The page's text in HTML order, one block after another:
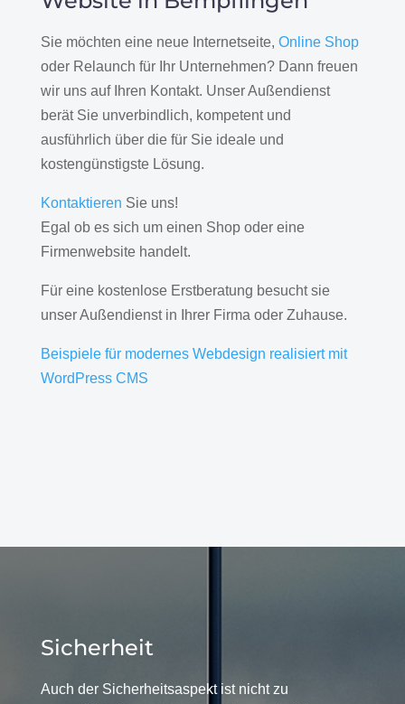
Sie möchten eine neue Internetseite, Online Shop
oder Relaunch für Ihr Unternehmen? Dann freuen
wir uns auf Ihren Kontakt. Unser Außendienst
berät Sie unverbindlich, kompetent und
ausführlich über die für Sie ideale und
kostengünstigste Lösung.
Kontaktieren Sie uns!
Egal ob es sich um einen Shop oder eine
Firmenwebsite handelt.
Für eine kostenlose Erstberatung besucht sie
unser Außendienst in Ihrer Firma oder Zuhause.
Beispiele für modernes Webdesign realisiert mit
WordPress CMS
Sicherheit
Auch der Sicherheitsaspekt ist nicht zu